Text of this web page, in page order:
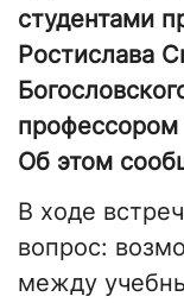
студентами
Ростислава
Об этом
В ходе
вопрос:
между